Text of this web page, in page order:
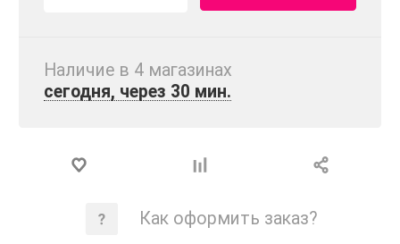
Наличие в 4 магазинах
сегодня, через 30 мин.
Как оформить заказ?